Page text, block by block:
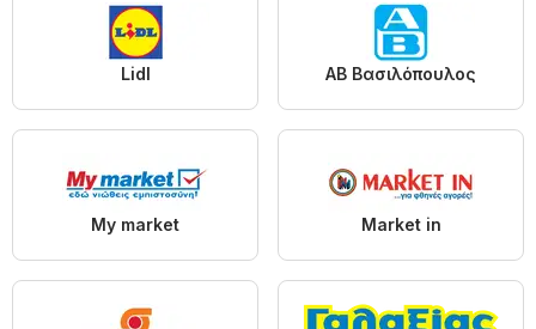
Lidl ΑΒ Βασιλόπουλος
My market Market in